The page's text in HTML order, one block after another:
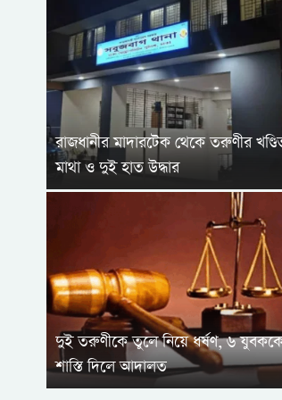
রাজধানীর মাদারটেক থেকে তরুণীর
মাথা ও দুই হাত উদ্ধার
দুই তরুণীকে তুলে নিয়ে ধর্ষণ, ৬
শাস্তি দিলে আদালত